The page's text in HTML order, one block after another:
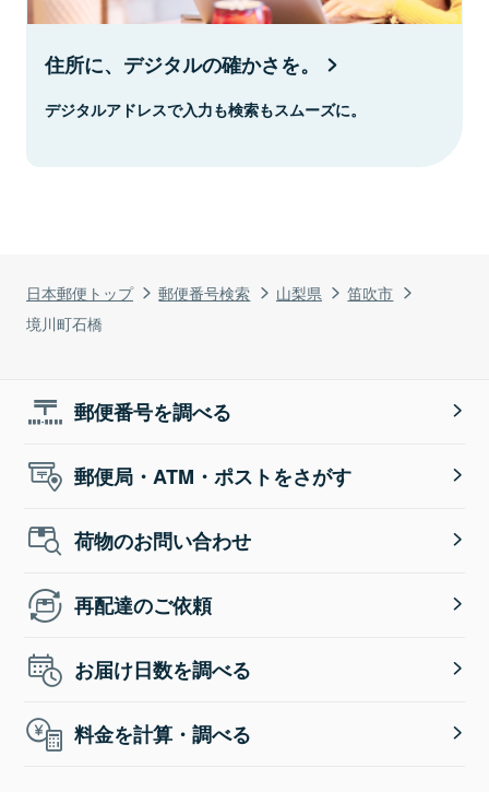
日本郵便トップ 郵便番号検索 山梨県
笛吹市
境川町石橋
住所に、デジタルの確かさを。
デジタルアドレスで入力も検索もスムーズに。
郵便番号を調べる
郵便局・ATM・ポストをさがす
荷物のお問い合わせ
再配達のご依頼
お届け日数を調べる
料金を計算・調べる